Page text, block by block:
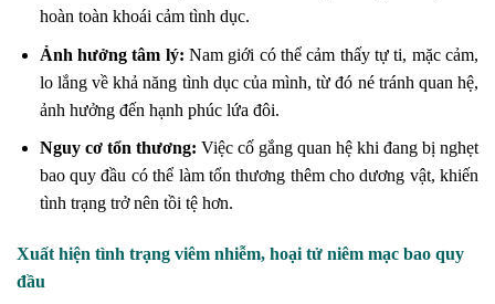
hoàn toàn khoái cảm tình dục.
Ảnh hưởng tâm lý:Nam giới có thể cảm thấy tự ti, mặc cảm,
lo lắng về khả năng tình dục của mình, từ đó né tránh quan hệ,
ảnh hưởng đến hạnh phúc lứa đôi.
Nguy cơ tổn thương: Việc cố gắng quan hệ khi đang bị nghẹt
bao quy đầu có thể làm tổn thương thêm cho dương vật, khiến
tình trạng trở nên tồi tệ hơn.
Xuất hiện tình trạng viêm nhiễm, hoại tử niêm mạc bao quy
đầu